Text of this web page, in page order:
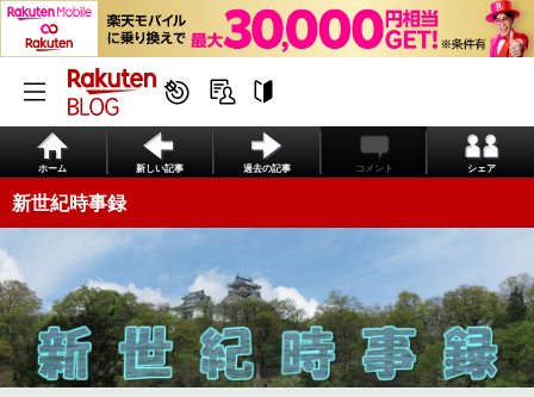
ホーム 新しい記事 過去の記事 コメント シェア
新世紀時事録